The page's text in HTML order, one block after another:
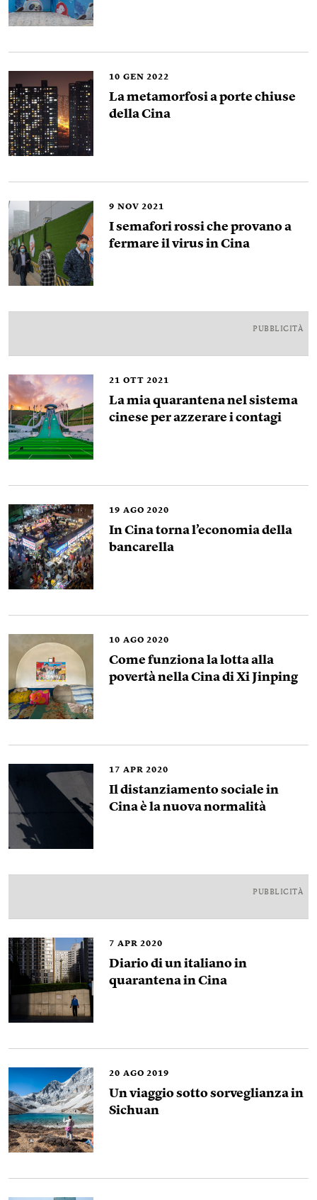
10 GEN 2022
La metamorfosi a porte chiuse
della Cina
9 NOV 2021
I semafori rossi che provano a
fermare il virus in Cina
PUBBLICITÀ
21 OTT 2021
La mia quarantena nel sistema
cinese per azzerare i contagi
19 AGO 2020
In Cina torna l’economia della
bancarella
10 AGO 2020
Come funziona la lotta alla
povertà nella Cina di Xi Jinping
17 APR 2020
Il distanziamento sociale in
Cina è la nuova normalità
PUBBLICITÀ
7 APR 2020
Diario di un italiano in
quarantena in Cina
20 AGO 2019
Un viaggio sotto sorveglianza in
Sichuan